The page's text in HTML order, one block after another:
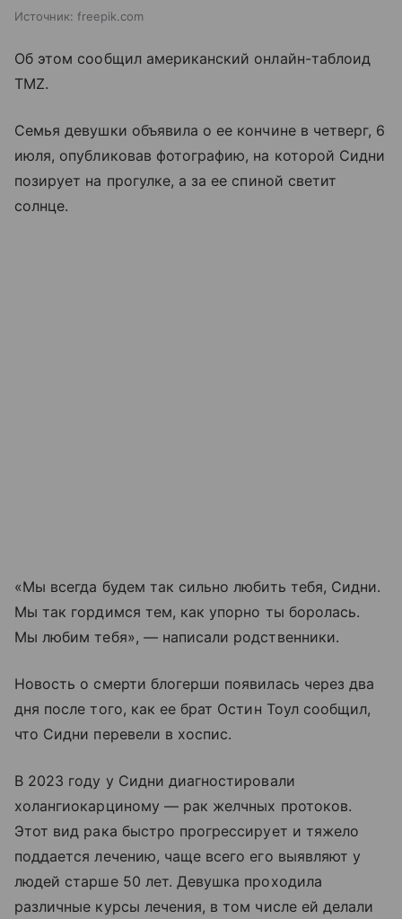
Источник: freepik.com
Об этом сообщил американский онлайн-таблоид
TMZ.
Семья девушки объявила о ее кончине в четверг, 6
июля, опубликовав фотографию, на которой Сидни
позирует на прогулке, а за ее спиной светит
солнце.
«Мы всегда будем так сильно любить тебя, Сидни.
Мы так гордимся тем, как упорно ты боролась.
Мы любим тебя», — написали родственники.
Новость о смерти блогерши появилась через два
дня после того, как ее брат Остин Тоул сообщил,
что Сидни перевели в хоспис.
В 2023 году у Сидни диагностировали
холангиокарциному — рак желчных протоков.
Этот вид рака быстро прогрессирует и тяжело
поддается лечению, чаще всего его выявляют у
людей старше 50 лет. Девушка проходила
различные курсы лечения, в том числе ей делали